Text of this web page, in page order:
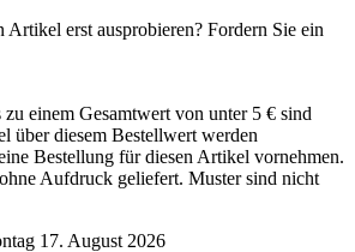
Artikel erst ausprobieren? Fordern Sie ein
einem Gesamtwert von unter 5 € sind
über diesem Bestellwert werden
Bestellung für diesen Artikel vornehmen.
Aufdruck geliefert. Muster sind nicht
17. August 2026